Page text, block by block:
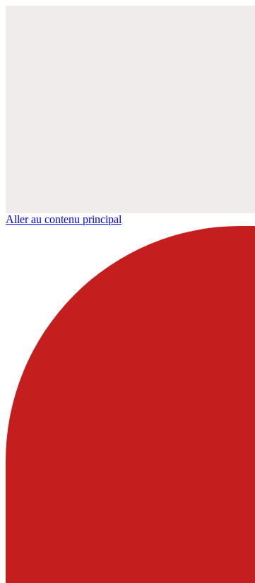
Aller au contenu principal